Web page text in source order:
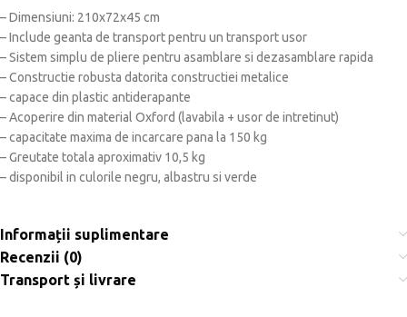
– Dimensiuni: 210x72x45 cm
– Include geanta de transport pentru un transport usor
– Sistem simplu de pliere pentru asamblare si dezasamblare rapida
– Constructie robusta datorita constructiei metalice
– capace din plastic antiderapante
– Acoperire din material Oxford (lavabila + usor de intretinut)
– capacitate maxima de incarcare pana la 150 kg
– Greutate totala aproximativ 10,5 kg
– disponibil in culorile negru, albastru si verde
Informații suplimentare
Recenzii (0)
Transport și livrare